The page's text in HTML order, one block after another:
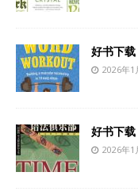
好书下
2026年1
好书下
2026年1